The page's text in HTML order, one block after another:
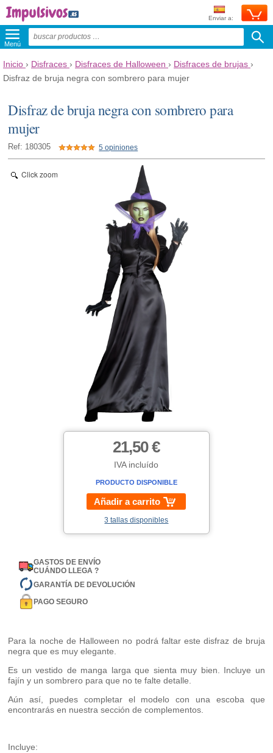
Enviar a:
Menú
Inicio › Disfraces › Disfraces de Halloween › Disfraces de brujas ›
Disfraz de bruja negra con sombrero para mujer
Disfraz de bruja negra con sombrero para
mujer
Ref: 180305 5 opiniones
Click zoom
21,50 €
IVA incluído
PRODUCTO DISPONIBLE
Añadir a carrito
3 tallas disponibles
GASTOS DE ENVÍO
CUÁNDO LLEGA ?
GARANTÍA DE DEVOLUCIÓN
PAGO SEGURO
Para la noche de Halloween no podrá faltar este disfraz de bruja
negra que es muy elegante.
Es un vestido de manga larga que sienta muy bien. Incluye un
fajín y un sombrero para que no te falte detalle.
Aún así, puedes completar el modelo con una escoba que
encontrarás en nuestra sección de complementos.
Incluye: